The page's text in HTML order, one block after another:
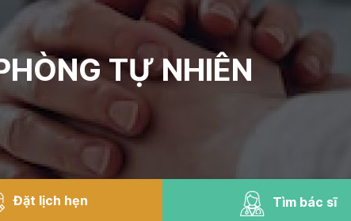
TỰ NHIÊN
Đặt lịch hẹn Tìm bác sĩ